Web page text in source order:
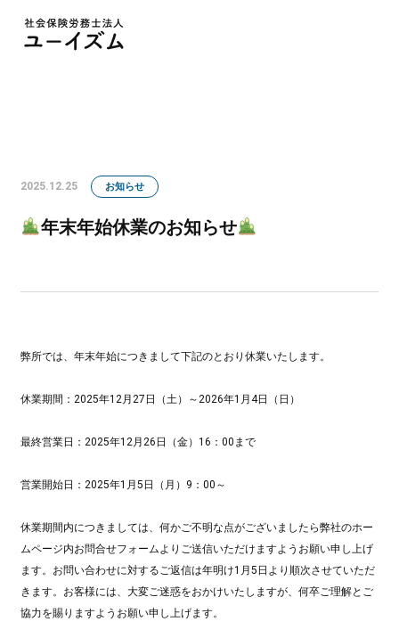
2025.12.25 お知らせ
年末年始休業のお知らせ
弊所では、年末年始につきまして下記のとおり休業いたします。
休業期間：2025年12月27日（土）～2026年1月4日（日）
最終営業日：2025年12月26日（金）16：00まで
営業開始日：2025年1月5日（月）9：00～
休業期間内につきましては、何かご不明な点がございましたら弊社のホー
ムページ内お問合せフォームよりご送信いただけますようお願い申し上げ
ます。お問い合わせに対するご返信は年明け1月5日より順次させていただ
きます。お客様には、大変ご迷惑をおかけいたしますが、何卒ご理解とご
協力を賜りますようお願い申し上げます。